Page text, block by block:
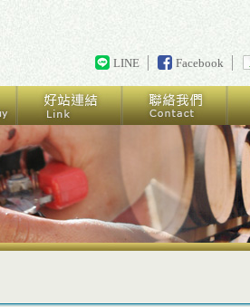
LINE Facebook